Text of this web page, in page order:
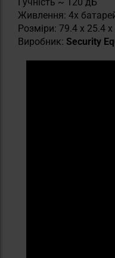
Живлення: 4x
Розміри: 79.4 x 25.4
Виробник: Security